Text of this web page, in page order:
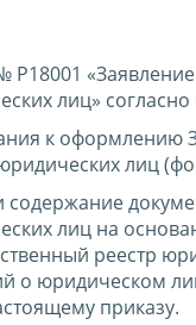
Р18001
лиц»
к оформлению
лиц
лиц на
реестр
о юридическом
приказу.